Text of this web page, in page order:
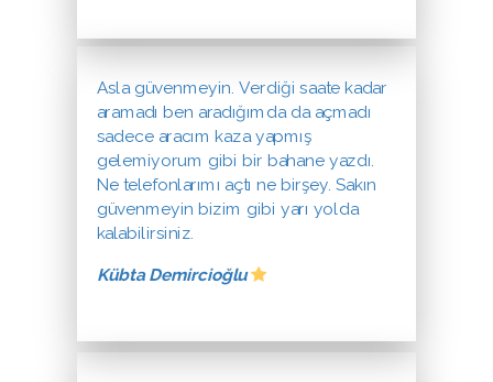
Asla güvenmeyin. Verdiği saate kadar
aramadı ben aradığımda da açmadı
sadece aracım kaza yapmış
gelemiyorum gibi bir bahane yazdı.
Ne telefonlarımı açtı ne birşey. Sakın
güvenmeyin bizim gibi yarı yolda
kalabilirsiniz.
Kübta Demircioğlu